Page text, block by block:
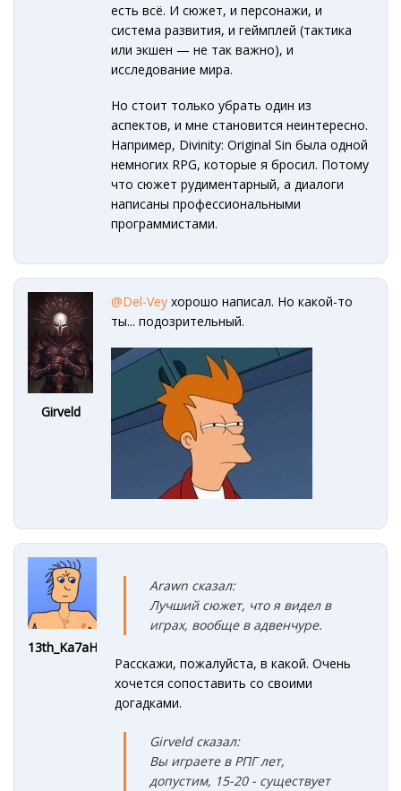
есть всё. И сюжет, и персонажи, и
система развития, и геймплей (тактика
или экшен — не так важно), и
исследование мира.
Но стоит только убрать один из
аспектов, и мне становится неинтересно.
Например, Divinity: Original Sin была одной
немногих RPG, которые я бросил. Потому
что сюжет рудиментарный, а диалоги
написаны профессиональными
программистами.
Girveld
@Del-Vey хорошо написал. Но какой-то
ты... подозрительный.
13th_Ka7aHe4
Arawn сказал:
Лучший сюжет, что я видел в
играх, вообще в адвенчуре.
Расскажи, пожалуйста, в какой. Очень
хочется сопоставить со своими
догадками.
Girveld сказал:
Вы играете в РПГ лет,
допустим, 15-20 - существует